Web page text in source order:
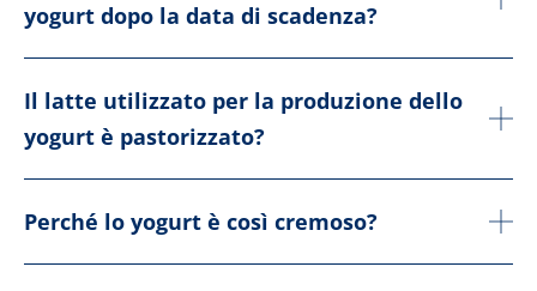
yogurt dopo la data di scadenza?
Il latte utilizzato per la produzione dello
yogurt è pastorizzato?
Perché lo yogurt è così cremoso?